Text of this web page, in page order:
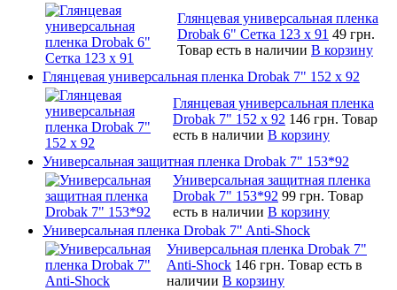
Глянцевая универсальная пленка
Drobak 6" Сетка 123 х 91 49 грн.
Товар есть в наличии В корзину
Глянцевая универсальная пленка Drobak 7" 152 x 92
Глянцевая универсальная пленка
Drobak 7" 152 x 92 146 грн. Товар
есть в наличии В корзину
Универсальная защитная пленка Drobak 7" 153*92
Универсальная защитная пленка
Drobak 7" 153*92 99 грн. Товар
есть в наличии В корзину
Универсальная пленка Drobak 7" Anti-Shock
Универсальная пленка Drobak 7"
Anti-Shock 146 грн. Товар есть в
наличии В корзину